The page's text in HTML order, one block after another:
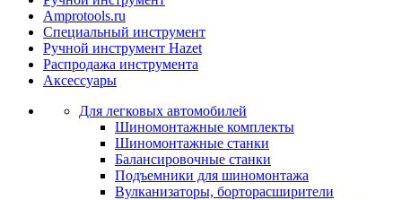
Amprotools.ru
Специальный инструмент
Ручной инструмент Hazet
Распродажа инструмента
Аксессуары
Для легковых автомобилей
Шиномонтажные комплекты
Шиномонтажные станки
Балансировочные станки
Подъемники для шиномонтажа
Вулканизаторы, борторасширители